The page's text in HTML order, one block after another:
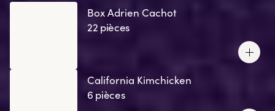
Box Adrien Cachot
22 pièces
California Kimchicken
6 pièces